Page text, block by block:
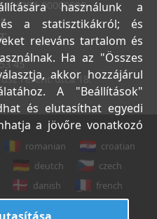
00000000
45
Ferenc utca 18.
romanian
croatian
deutch
czech
danish
french
használunk a
a statisztikákról; és
releváns tartalom és
Ha az "Összes
akkor hozzájárul
A "Beállítások"
és elutasíthat egyedi
a jövőre vonatkozó